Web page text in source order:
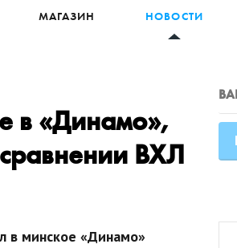
МАГАЗИН НОВОСТИ
в «Динамо»,
ВХЛ
в минское «Динамо»